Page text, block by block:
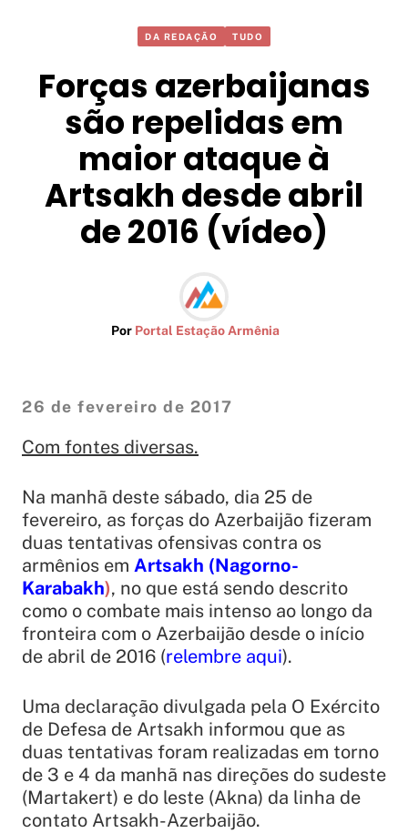
DA REDAÇÃO TUDO
Forças azerbaijanas
são repelidas em
maior ataque à
Artsakh desde abril
de 2016 (vídeo)
Por Portal Estação Armênia
26 de fevereiro de 2017
Com fontes diversas.
Na manhã deste sábado, dia 25 de
fevereiro, as forças do Azerbaijão fizeram
duas tentativas ofensivas contra os
armênios em Artsakh (Nagorno-
Karabakh), no que está sendo descrito
como o combate mais intenso ao longo da
fronteira com o Azerbaijão desde o início
de abril de 2016 (relembre aqui).
Uma declaração divulgada pela O Exército
de Defesa de Artsakh informou que as
duas tentativas foram realizadas em torno
de 3 e 4 da manhã nas direções do sudeste
(Martakert) e do leste (Akna) da linha de
contato Artsakh-Azerbaijão.